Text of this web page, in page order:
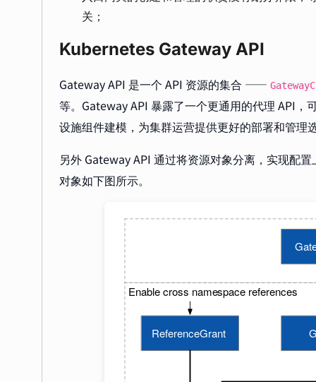
关；
Kubernetes Gateway API
Gateway API 是一个 API 资源的集合 ——
等。Gateway API 暴露了一个更通用的代理 API
设施组件建模，为集群运营提供更好的部署和管理
另外 Gateway API 通过将资源对象分离，实现配
对象如下图所示。